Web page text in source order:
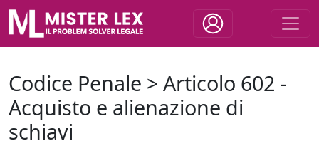
Codice Penale > Articolo 602 -
Acquisto e alienazione di
schiavi